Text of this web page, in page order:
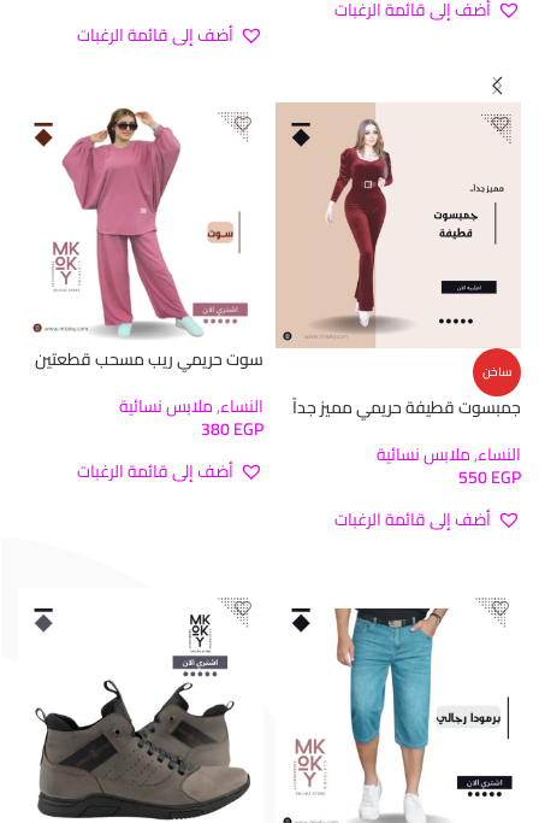
أضف إلى قائمة الرغبات
أضف إلى قائمة الرغبات
ساخن
جمبسوت قطيفة حريمي مميز جداً
النساء,ملابس نسائية
550EGP
أضف إلى قائمة الرغبات
سوت حريمي ريب مسحب قطعتين
النساء,ملابس نسائية
380EGP
أضف إلى قائمة الرغبات